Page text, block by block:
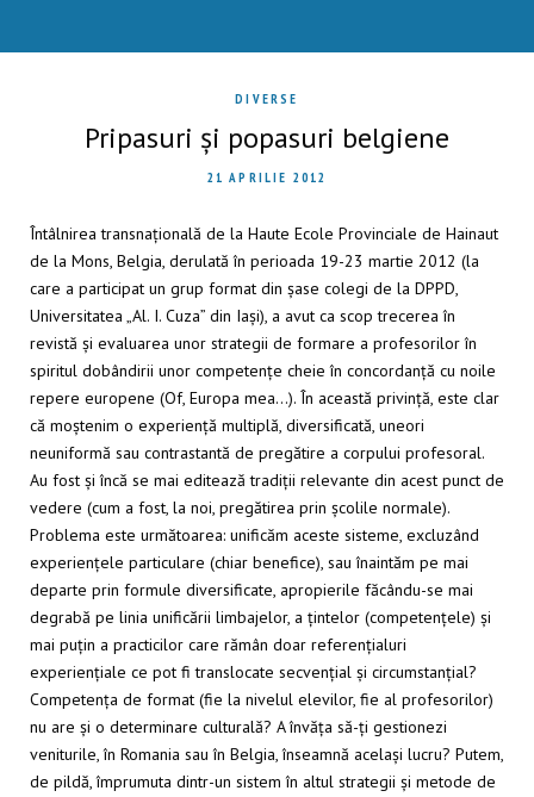
DIVERSE
Pripasuri și popasuri belgiene
21 APRILIE 2012
Întâlnirea transnațională de la Haute Ecole Provinciale de Hainaut
de la Mons, Belgia, derulată în perioada 19-23 martie 2012 (la
care a participat un grup format din șase colegi de la DPPD,
Universitatea „Al. I. Cuza” din Iași), a avut ca scop trecerea în
revistă și evaluarea unor strategii de formare a profesorilor în
spiritul dobândirii unor competențe cheie în concordanță cu noile
repere europene (Of, Europa mea…). În această privință, este clar
că moștenim o experiență multiplă, diversificată, uneori
neuniformă sau contrastantă de pregătire a corpului profesoral.
Au fost și încă se mai editează tradiții relevante din acest punct de
vedere (cum a fost, la noi, pregătirea prin școlile normale).
Problema este următoarea: unificăm aceste sisteme, excluzând
experiențele particulare (chiar benefice), sau înaintăm pe mai
departe prin formule diversificate, apropierile făcându-se mai
degrabă pe linia unificării limbajelor, a țintelor (competențele) și
mai puțin a practicilor care rămân doar referențialuri
experiențiale ce pot fi translocate secvențial și circumstanțial?
Competența de format (fie la nivelul elevilor, fie al profesorilor)
nu are și o determinare culturală? A învăța să-ți gestionezi
veniturile, în Romania sau în Belgia, înseamnă același lucru? Putem,
de pildă, împrumuta dintr-un sistem în altul strategii și metode de